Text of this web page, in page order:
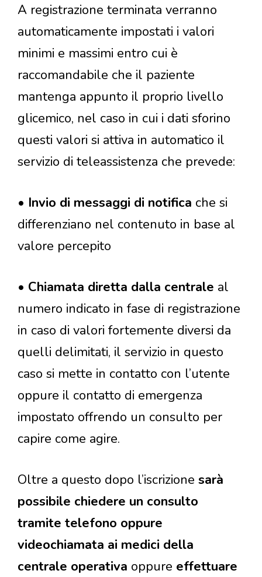
A registrazione terminata verranno
automaticamente impostati i valori
minimi e massimi entro cui è
raccomandabile che il paziente
mantenga appunto il proprio livello
glicemico, nel caso in cui i dati sforino
questi valori si attiva in automatico il
servizio di teleassistenza che prevede:
• Invio di messaggi di notifica che si
differenziano nel contenuto in base al
valore percepito
• Chiamata diretta dalla centrale al
numero indicato in fase di registrazione
in caso di valori fortemente diversi da
quelli delimitati, il servizio in questo
caso si mette in contatto con l’utente
oppure il contatto di emergenza
impostato offrendo un consulto per
capire come agire.
Oltre a questo dopo l’iscrizione sarà
possibile chiedere un consulto
tramite telefono oppure
videochiamata ai medici della
centrale operativa oppure effettuare